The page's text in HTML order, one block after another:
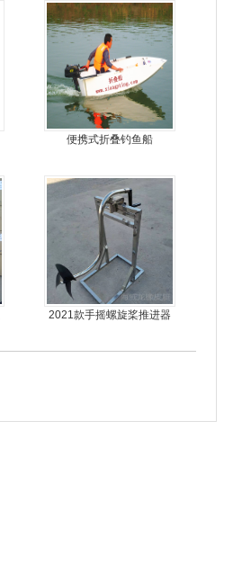
便携式折叠钓鱼船
2021款手摇螺旋桨推进器